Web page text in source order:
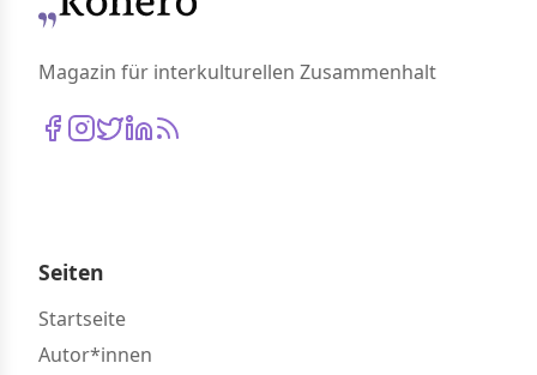
Magazin für interkulturellen Zusammenhalt
Seiten
Startseite
Autor*innen